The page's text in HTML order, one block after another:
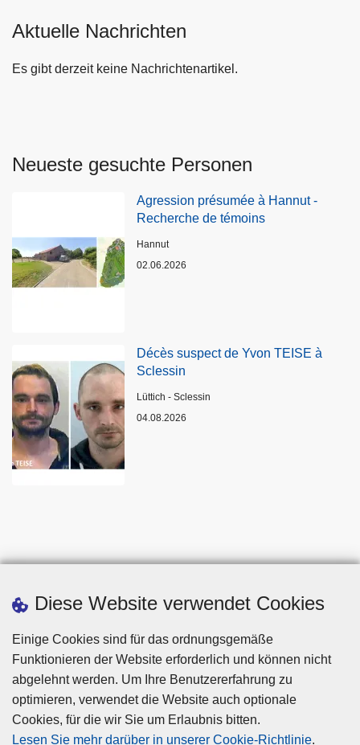
Diese Website verwendet Cookies
Einige Cookies sind für das ordnungsgemäße
Funktionieren der Website erforderlich und können nicht
abgelehnt werden. Um Ihre Benutzererfahrung zu
optimieren, verwendet die Website auch optionale
Cookies, für die wir Sie um Erlaubnis bitten.
Lesen Sie mehr darüber in unserer Cookie-Richtlinie.
Aktuelle Nachrichten
Es gibt derzeit keine Nachrichtenartikel.
Neueste gesuchte Personen
Agression présumée à Hannut -
Recherche de témoins
Standort
Hannut
02.06.2026
Décès suspect de Yvon TEISE à
Sclessin
Standort
Lüttich - Sclessin
04.08.2026
Disclaimer